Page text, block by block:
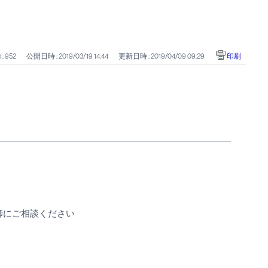
: 952 公開日時 : 2019/03/19 14:44 更新日時 : 2019/04/09 09:29 印刷
ご相談ください